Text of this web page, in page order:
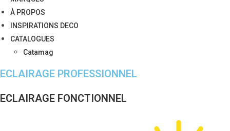
À PROPOS
INSPIRATIONS DECO
CATALOGUES
Catamag
ECLAIRAGE PROFESSIONNEL
ECLAIRAGE FONCTIONNEL